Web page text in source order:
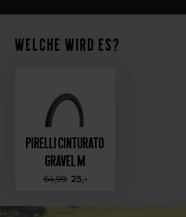
Welche wird es?
Pirelli Cinturato
Gravel M
64,99 25,-